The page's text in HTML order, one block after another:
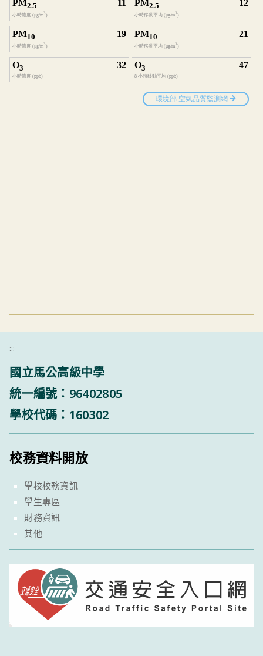
:::
國立馬公高級中學
統一編號：96402805
學校代碼：160302
校務資料開放
學校校務資訊
學生專區
財務資訊
其他